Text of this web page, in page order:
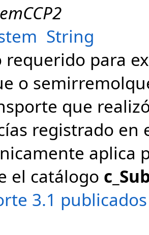
String
para
o
que
registrado en
aplica
el catálogo
3.1 publicados